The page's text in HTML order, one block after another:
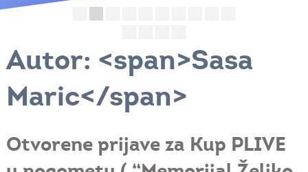
Autor: <span>Sasa
Maric</span>
Otvorene prijave za Kup PLIVE